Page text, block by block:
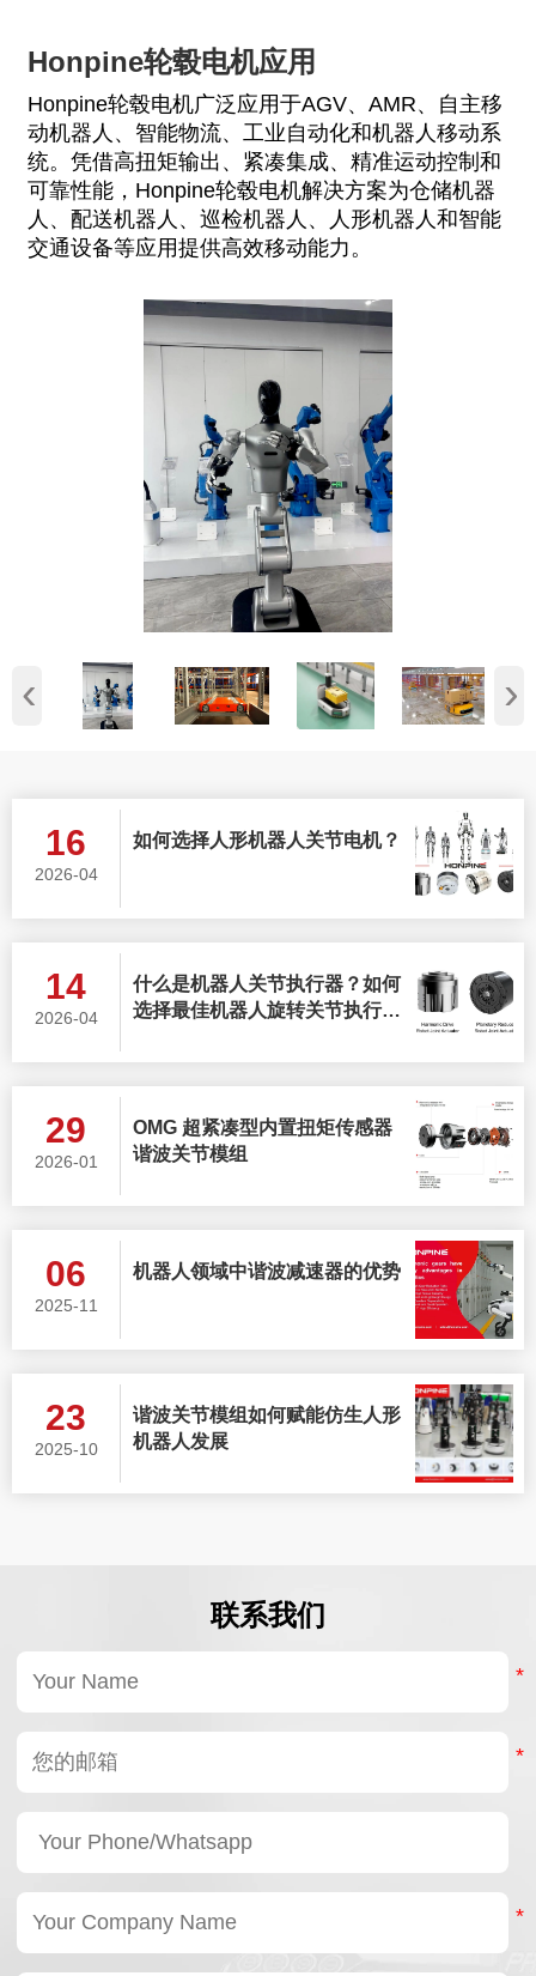
Honpine轮毂电机应用
Honpine轮毂电机广泛应用于AGV、AMR、自主移
动机器人、智能物流、工业自动化和机器人移动系
统。凭借高扭矩输出、紧凑集成、精准运动控制和
可靠性能，Honpine轮毂电机解决方案为仓储机器
人、配送机器人、巡检机器人、人形机器人和智能
交通设备等应用提供高效移动能力。
‹ ›
16
2026-04
如何选择人形机器人关节电机？
14
2026-04
什么是机器人关节执行器？如何
选择最佳机器人旋转关节执行
29
2026-01
OMG 超紧凑型内置扭矩传感器
谐波关节模组
06
2025-11
机器人领域中谐波减速器的优势
23
2025-10
谐波关节模组如何赋能仿生人形
机器人发展
联系我们